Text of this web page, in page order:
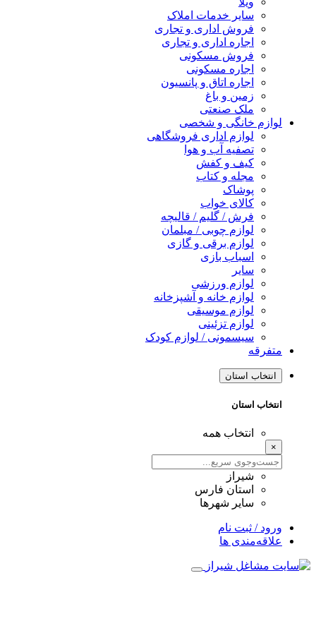
سایر خدمات املاک
فروش اداری و تجاری
اجاره اداری و تجاری
فروش مسکونی
اجاره مسکونی
اجاره اتاق و پانسیون
زمین و باغ
ملک صنعتی
لوازم خانگی و شخصی
لوازم اداری فروشگاهی
تصفیه آب و هوا
کیف و کفش
مجله و کتاب
پوشاک
کالای خواب
فرش / گلیم / قالیچه
لوازم چوبی / مبلمان
لوازم برقی و گازی
اسباب بازی
سایر
لوازم ورزشی
لوازم خانه و آشپزخانه
لوازم موسیقی
لوازم تزئینی
سیسمونی / لوازم کودک
متفرقه
انتخاب استان
انتخاب استان
انتخاب همه
×
شیراز
استان فارس
سایر شهرها
ورود / ثبت نام
علاقه‌مندی ها